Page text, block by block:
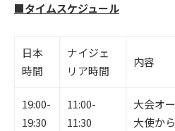
■タイムスケジュール
日本
時間
ナイジェ
リア時間
内容
19:00-
19:30
11:00-
11:30
大会オ
大使か